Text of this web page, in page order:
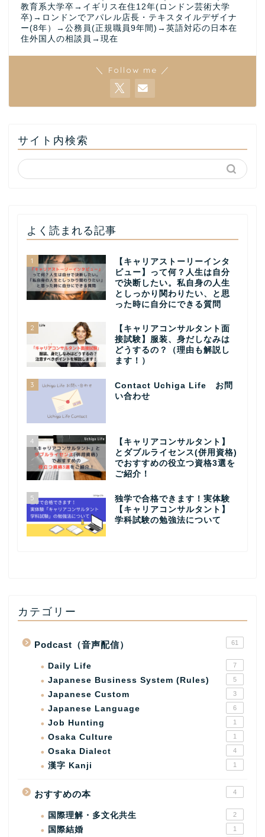
教育系大学卒→イギリス在住12年(ロンドン芸術大学
卒)→ロンドンでアパレル店長・テキスタイルデザイナ
ー(8年）→公務員(正規職員9年間)→英語対応の日本在
住外国人の相談員→現在
＼ Follow me ／
サイト内検索
よく読まれる記事
1
【キャリアストーリーインタ
ビュー】って何？人生は自分
で決断したい。私自身の人生
としっかり関わりたい、と思
った時に自分にできる質問
2
【キャリアコンサルタント面
接試験】服装、身だしなみは
どうするの？（理由も解説し
ます！）
3
Contact Uchiga Life お問
い合わせ
4
【キャリアコンサルタント】
とダブルライセンス(併用資格)
でおすすめの役立つ資格3選を
ご紹介！
5
独学で合格できます！実体験
【キャリアコンサルタント】
学科試験の勉強法について
カテゴリー
Podcast（音声配信） 61
Daily Life 7
Japanese Business System (Rules) 5
Japanese Custom 3
Japanese Language 6
Job Hunting 1
Osaka Culture 1
Osaka Dialect 4
漢字 Kanji 1
おすすめの本 4
国際理解・多文化共生 2
国際結婚 1